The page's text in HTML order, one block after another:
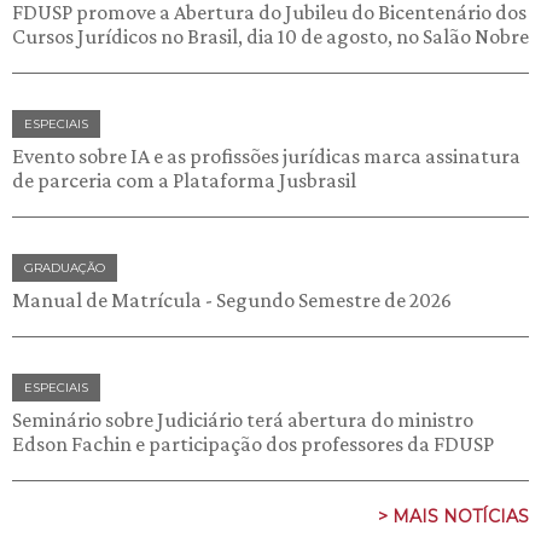
FDUSP promove a Abertura do Jubileu do Bicentenário dos
Cursos Jurídicos no Brasil, dia 10 de agosto, no Salão Nobre
ESPECIAIS
Evento sobre IA e as profissões jurídicas marca assinatura
de parceria com a Plataforma Jusbrasil
GRADUAÇÃO
Manual de Matrícula - Segundo Semestre de 2026
ESPECIAIS
Seminário sobre Judiciário terá abertura do ministro
Edson Fachin e participação dos professores da FDUSP
> MAIS NOTÍCIAS